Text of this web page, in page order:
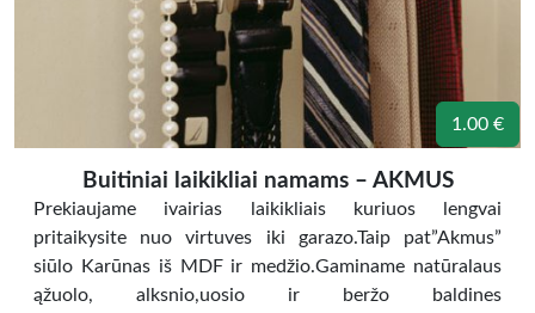
1.00 €
Buitiniai laikikliai namams – AKMUS
Prekiaujame ivairias laikikliais kuriuos lengvai
pritaikysite nuo virtuves iki garazo.Taip pat”Akmus”
siūlo Karūnas iš MDF ir medžio.Gaminame natūralaus
ąžuolo, alksnio,uosio ir beržo baldines